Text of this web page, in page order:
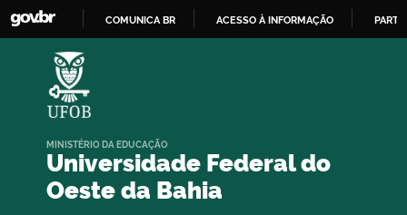
COMUNICA BR ACESSO À INFORMAÇÃO
Universidade Federal do
Oeste da Bahia
MINISTÉRIO DA EDUCAÇÃO